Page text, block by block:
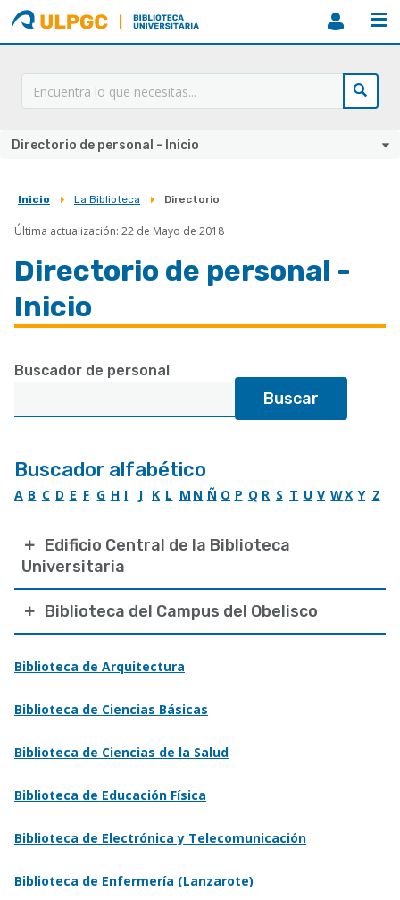
ULPGC
Biblioteca
ULPGC
Directorio de personal - Inicio
Sobrescribir
enlaces
de
ayuda
a
navegación
Inicio La Biblioteca Directorio
Última actualización: 22 de Mayo de 2018
Directorio de personal -
Inicio
Buscador de personal
Buscador alfabético
A B C D E F G H I J K L M N Ñ O P Q R S T U V WX Y Z
Edificio Central de la Biblioteca
Universitaria
Biblioteca del Campus del Obelisco
Biblioteca de Arquitectura
Biblioteca de Ciencias Básicas
Biblioteca de Ciencias de la Salud
Biblioteca de Educación Física
Biblioteca de Electrónica y Telecomunicación
Biblioteca de Enfermería (Lanzarote)